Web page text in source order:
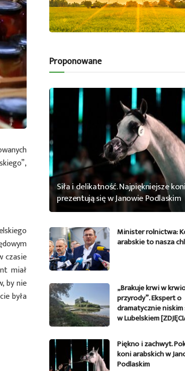
czasie
miał
by nie
była
Proponowane
Siła i delikatność. Najpiękniejsze
prezentują się w Janowie Podlaskim
Minister rolnictwa:
arabskie to nasza
„Brakuje krwi w
przyrody”. Ekspert o
dramatycznie
w Lubelskiem
Piękno i zachwyt.
koni arabskich w
Podlaskim